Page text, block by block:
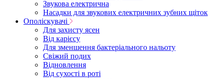
Звукова електрична
Насадки для звукових електричних зубних щіток
Ополіскувачі
Для захисту ясен
Від карієсу
Для зменшення бактеріального нальоту
Свіжий подих
Відновлення
Від сухості в роті